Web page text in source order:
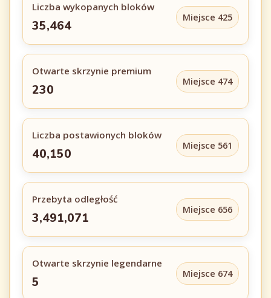
Liczba wykopanych bloków
35,464
Miejsce 425
Otwarte skrzynie premium
230
Miejsce 474
Liczba postawionych bloków
40,150
Miejsce 561
Przebyta odległość
3,491,071
Miejsce 656
Otwarte skrzynie legendarne
5
Miejsce 674